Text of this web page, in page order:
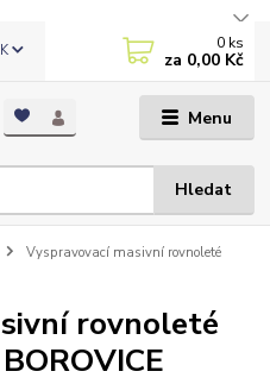
Menu
Hledat
0 ks
za 0,00 Kč
Vyspravovací masivní rovnoleté
rovnoleté